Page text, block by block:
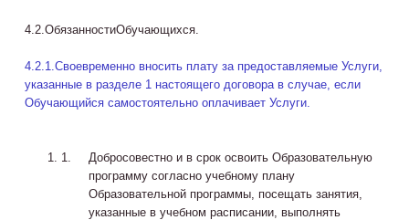
4.2.ОбязанностиОбучающихся.
4.2.1.Своевременно вносить плату за предоставляемые Услуги,
указанные в разделе 1 настоящего договора в случае, если
Обучающийся самостоятельно оплачивает Услуги.
Добросовестно и в срок освоить Образовательную
программу согласно учебному плану
Образовательной программы, посещать занятия,
указанные в учебном расписании, выполнять